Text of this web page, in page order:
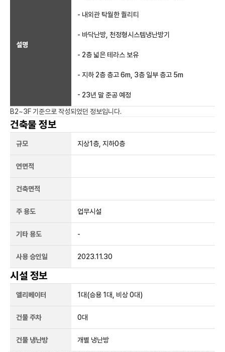
설명
- 내외관 탁월한 퀄리티
- 바닥난방, 천정형시스템냉난방기
- 2층 넓은 테라스 보유
- 지하 2층 층고 6m, 3층 일부 층고 5m
- 23년 말 준공 예정
B2~3F 기준으로 작성되었던 정보입니다.
건축물 정보
규모 지상1층, 지하0층
연면적
건축면적
주 용도 업무시설
기타 용도 -
사용 승인일 2023.11.30
시설 정보
엘리베이터 1 대(승용 1대, 비상 0대)
건물 주차 0대
건물 냉난방 개별 냉난방